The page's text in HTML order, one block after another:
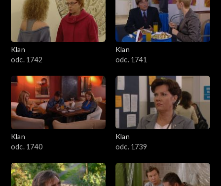
Klan
odc. 1742
Klan
odc. 1741
Klan
odc. 1740
Klan
odc. 1739